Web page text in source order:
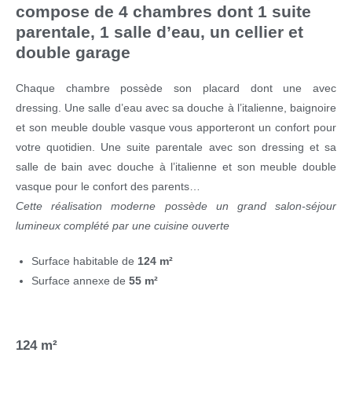
compose de 4 chambres dont 1 suite
parentale, 1 salle d’eau, un cellier et
double garage
Chaque chambre possède son placard dont une avec
dressing. Une salle d’eau avec sa douche à l’italienne, baignoire
et son meuble double vasque vous apporteront un confort pour
votre quotidien. Une suite parentale avec son dressing et sa
salle de bain avec douche à l’italienne et son meuble double
vasque pour le confort des parents…
Cette réalisation moderne possède un grand salon-séjour
lumineux complété par une cuisine ouverte
Surface habitable de 124 m²
Surface annexe de 55 m²
124 m²